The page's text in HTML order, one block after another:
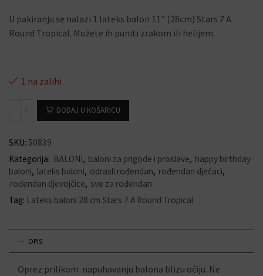
U pakiranju se nalazi 1 lateks balon 11″ (28cm) Stars 7 A
Round Tropical. Možete ih puniti zrakom ili helijem.
1 na zalihi
DODAJ U KOŠARICU
SKU: 50839
Kategorija: BALONI, baloni za prigode i proslave, happy birthday
baloni, lateks baloni, odrasli rođendan, rođendan dječaci,
rođendan djevojčice, sve za rođendan
Tag: Lateks baloni 28 cm Stars 7 A Round Tropical
OPIS
Oprez prilikom napuhavanju balona blizu očiju. Ne